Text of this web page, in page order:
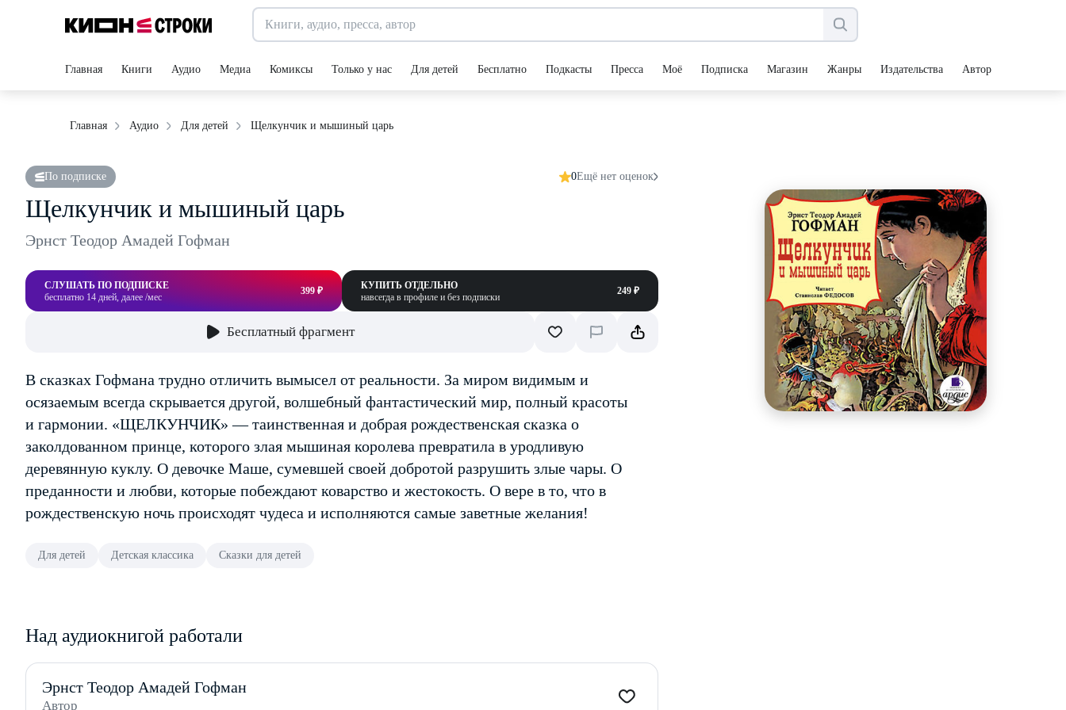
Главная Книги Аудио Медиа Комиксы Только у нас Для детей Бесплатно Подкасты Пресса Моё Подписка Магазин Жанры Издательства Авторы
Главная Аудио Для детей Щелкунчик и мышиный царь
По подписке 0Ещё нет оценок
Щелкунчик и мышиный царь
Эрнст Теодор Амадей Гофман
СЛУШАТЬ ПО ПОДПИСКЕ
бесплатно 14 дней, далее /мес
399 ₽
КУПИТЬ ОТДЕЛЬНО
навсегда в профиле и без подписки
249 ₽
Бесплатный фрагмент
В сказках Гофмана трудно отличить вымысел от реальности. За миром видимым и
осязаемым всегда скрывается другой, волшебный фантастический мир, полный красоты
и гармонии. «ЩЕЛКУНЧИК» — таинственная и добрая рождественская сказка о
заколдованном принце, которого злая мышиная королева превратила в уродливую
деревянную куклу. О девочке Маше, сумевшей своей добротой разрушить злые чары. О
преданности и любви, которые побеждают коварство и жестокость. О вере в то, что в
рождественскую ночь происходят чудеса и исполняются самые заветные желания!
Для детей Детская классика Сказки для детей
Над аудиокнигой работали
Эрнст Теодор Амадей Гофман
Автор